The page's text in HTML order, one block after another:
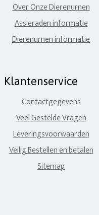
Over Onze Dierenurnen
Assieraden informatie
Dierenurnen informatie
Klantenservice
Contactgegevens
Veel Gestelde Vragen
Leveringsvoorwaarden
Veilig Bestellen en betalen
Sitemap